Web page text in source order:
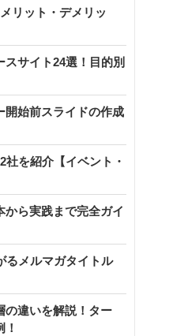
リット・デメリッ
スサイト24選！目的別
開始前スライドの作成
を紹介【イベント・
から実践まで完全ガイ
るメルマガタイトル
の違いを解説！ター